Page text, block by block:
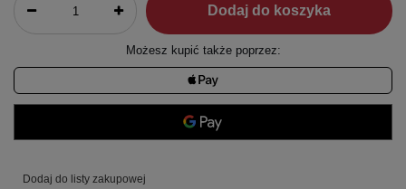
Dodaj do koszyka
Możesz kupić także poprzez:
Dodaj do listy zakupowej